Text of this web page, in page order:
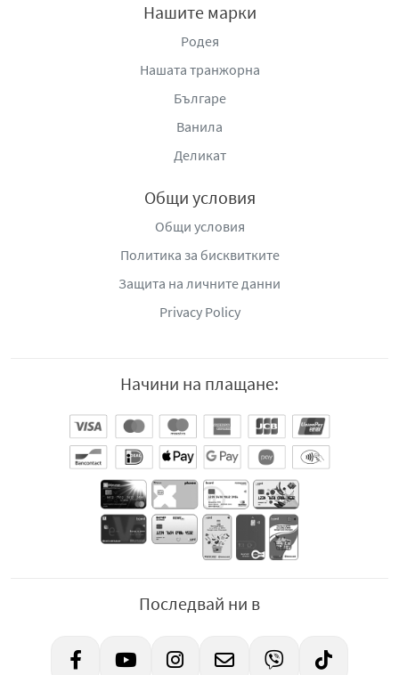
Нашите марки
Родея
Нашата транжорна
Българе
Ванила
Деликат
Общи условия
Общи условия
Политика за бисквитките
Защита на личните данни
Privacy Policy
Начини на плащане:
Последвай ни в